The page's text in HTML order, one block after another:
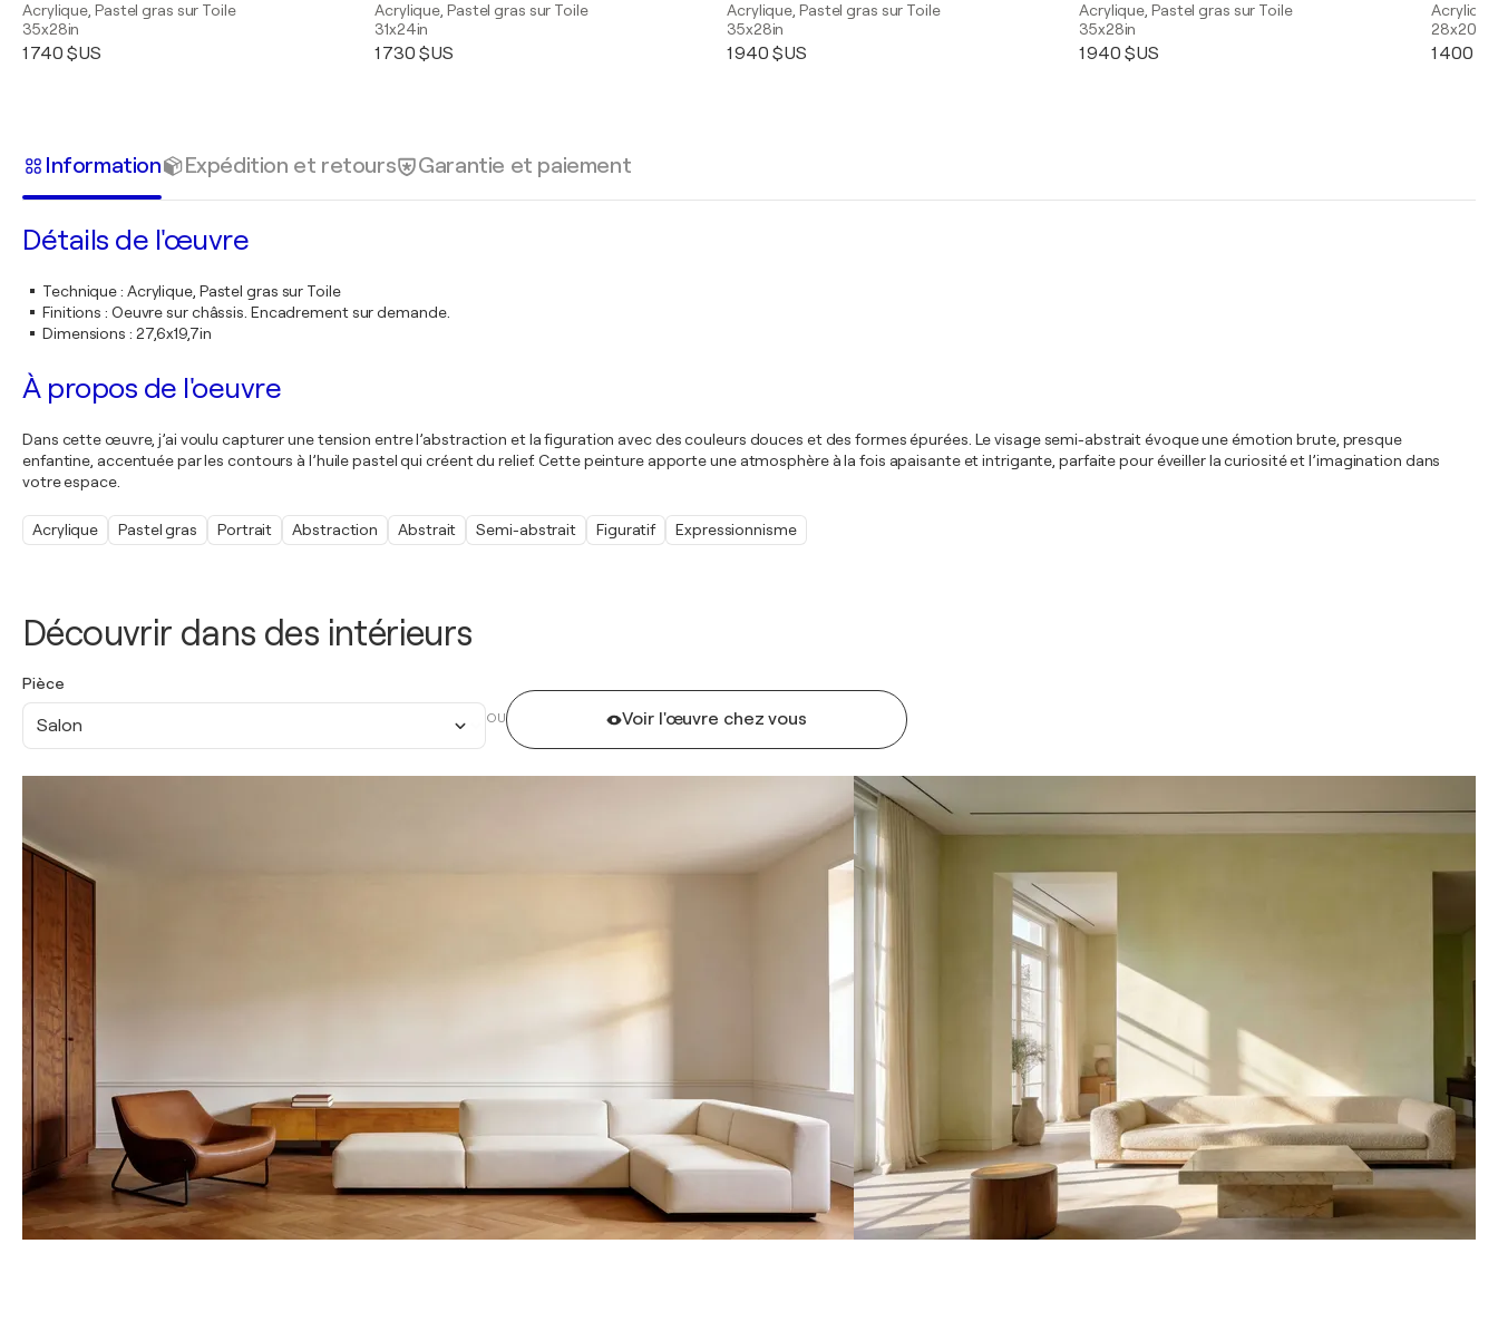
Découvrir dans des intérieurs
Pièce
Salon OU Voir l'œuvre chez vous
Acrylique, Pastel gras sur Toile
35x28in
1 740 $US
Acrylique, Pastel gras sur Toile
31x24in
1 730 $US
Acrylique, Pastel gras sur Toile
35x28in
1 940 $US
Acrylique, Pastel gras sur Toile
35x28in
1 940 $US
28x20in
1 400
Information Expédition et retours Garantie et paiement
Détails de l'œuvre
Technique: Acrylique, Pastel gras sur Toile
Finitions : Oeuvre sur châssis. Encadrement sur demande.
Dimensions : 27,6x19,7in
À propos de l'oeuvre
Dans cette œuvre, j’ai voulu capturer une tension entre l’abstraction et la figuration avec des couleurs douces et des formes épurées. Le visage semi-abstrait évoque une émotion brute, presque
enfantine, accentuée par les contours à l’huile pastel qui créent du relief. Cette peinture apporte une atmosphère à la fois apaisante et intrigante, parfaite pour éveiller la curiosité et l’imagination dans
votre espace.
Acrylique Pastel gras Portrait Abstraction Abstrait Semi-abstrait Figuratif Expressionnisme